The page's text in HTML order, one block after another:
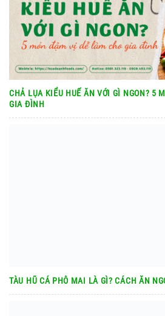
CHẢ LỤA KIỂU HUẾ ĂN VỚI GÌ NGON? 5
GIA ĐÌNH
TÀU HŨ CÁ PHÔ MAI LÀ GÌ? CÁCH ĂN